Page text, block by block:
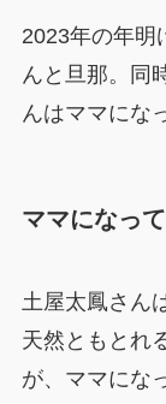
2023年の年明
んと旦那。同
んはママにな
ママになっ
土屋太鳳さん
天然ともとれ
が、ママにな